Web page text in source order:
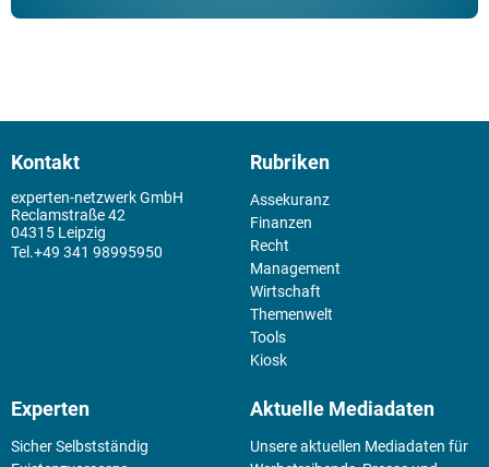
Kontakt
experten-netzwerk GmbH
Reclamstraße 42
04315 Leipzig
+49 341 98995950
Rubriken
Assekuranz
Finanzen
Recht
Management
Wirtschaft
Themenwelt
Tools
Kiosk
Experten
Sicher Selbstständig
Aktuelle Mediadaten
Unsere aktuellen Mediadaten für